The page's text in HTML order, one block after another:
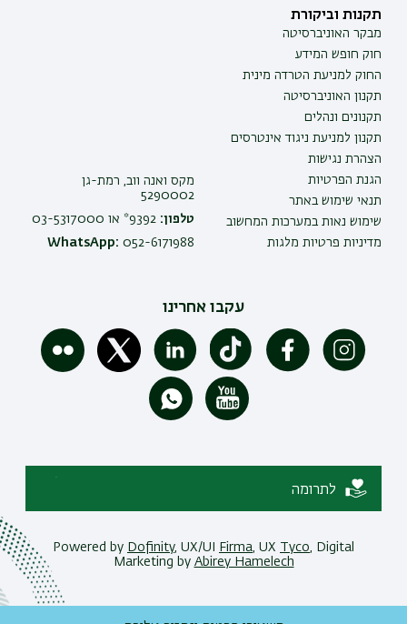
תקנות וביקורת
מבקר האוניברסיטה
חוק חופש המידע
החוק למניעת הטרדה מינית
תקנון האוניברסיטה
תקנונים ונהלים
תקנון למניעת ניגוד אינטרסים
הצהרת נגישות
הגנת הפרטיות
תנאי שימוש באתר
שימוש נאות במערכות המחשוב
מדיניות פרטיות מלגות
מקס ואנה ווב, רמת-גן
5290002
טלפון:
WhatsApp: 052-6171988
עקבו אחרינו
לתרומה
Powered by Dofinity, UX/UI Firma , UX Tyco , Digital
Marketing by Abirey Hamelech